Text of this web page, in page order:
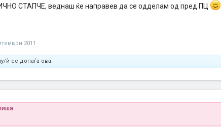
СТАПЧЕ, веднаш ќе направев да се одделам од пред ПЦ
2011
ѝ се допаѓа ова.